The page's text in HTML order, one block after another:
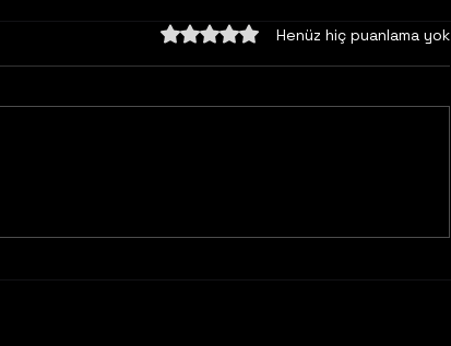
5 üzerinden 0 yıldızHenüz hiç puanlama yok